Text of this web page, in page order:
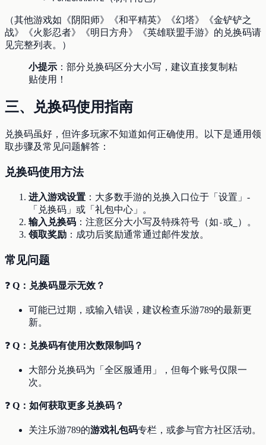
（其他游戏如《阴阳师》《和平精英》《幻塔》《金铲铲之
战》《火影忍者》《明日方舟》《英雄联盟手游》的兑换码请
见完整列表。）
小提示 ：部分兑换码区分大小写，建议直接复制粘
贴使用！
三、兑换码使用指南
兑换码虽好，但许多玩家不知道如何正确使用。以下是通用领
取步骤及常见问题解答：
兑换码使用方法
进入游戏设置 ：大多数手游的兑换入口位于「设置」-
「兑换码」或「礼包中心」。
输入兑换码 ：注意区分大小写及特殊符号（如 -或 ）。
领取奖励 ：成功后奖励通常通过邮件发放。
常见问题
❓ Q：兑换码显示无效？
可能已过期，或输入错误，建议检查乐游789的最新更
新。
❓ Q：兑换码有使用次数限制吗？
大部分兑换码为「全区服通用」，但每个账号仅限一
次。
❓ Q：如何获取更多兑换码？
关注乐游789的游戏礼包码专栏，或参与官方社区活动。